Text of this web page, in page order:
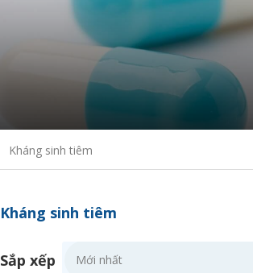
Kháng sinh tiêm
Kháng sinh tiêm
Sắp xếp